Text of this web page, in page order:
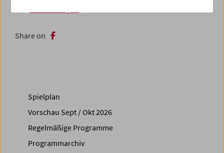
Share on
Spielplan
Vorschau Sept / Okt 2026
Regelmäßige Programme
Programmarchiv